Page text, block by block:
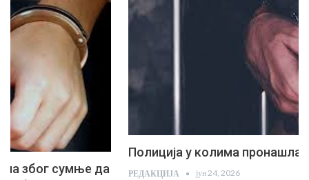
Полиција у колима пронашла 72 грама кокаина!
РЕДАКЦИЈА јун 24, 2026